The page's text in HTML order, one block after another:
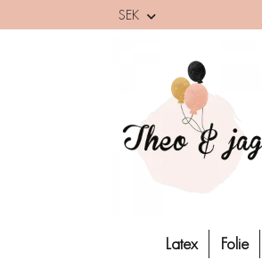
SEK
Latex Folie